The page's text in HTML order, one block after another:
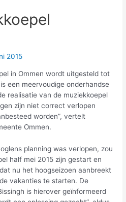
2015
in Ommen wordt uitgesteld tot
een meervoudige onderhandse
realisatie van de muziekkoepel
zijn niet correct verlopen
worden”, vertelt
Ommen.
planning was verlopen, zou
half mei 2015 zijn gestart en
nu het hoogseizoen aanbreekt
vakanties te starten. De
is hierover geïnformeerd